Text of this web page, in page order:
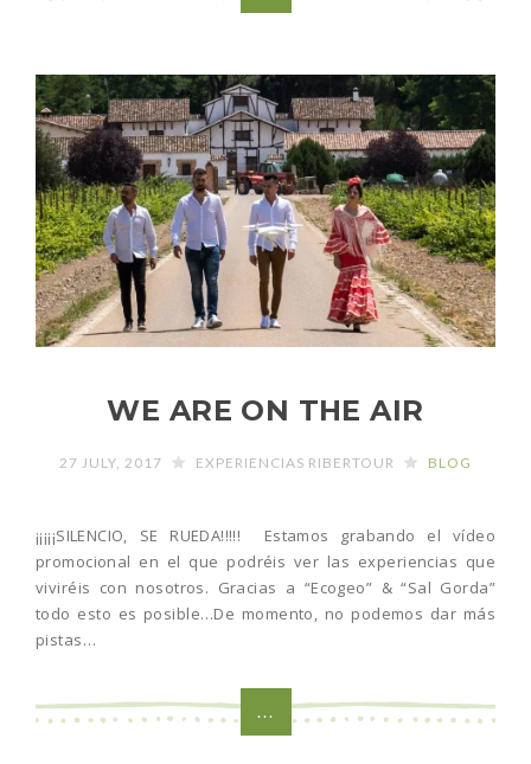
WE ARE ON THE AIR
27 JULY, 2017 EXPERIENCIAS RIBERTOUR BLOG
¡¡¡¡¡SILENCIO, SE RUEDA!!!!! Estamos grabando el vídeo
promocional en el que podréis ver las experiencias que
viviréis con nosotros. Gracias a “Ecogeo” & “Sal Gorda”
todo esto es posible…De momento, no podemos dar más
pistas…
...